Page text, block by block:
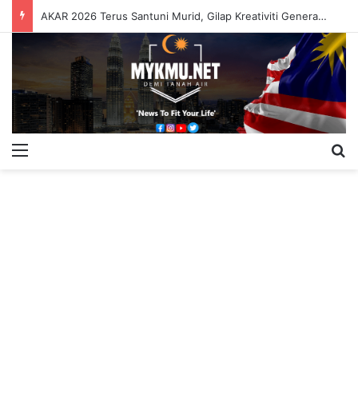
AKAR 2026 Terus Santuni Murid, Gilap Kreativiti Generasi Muda